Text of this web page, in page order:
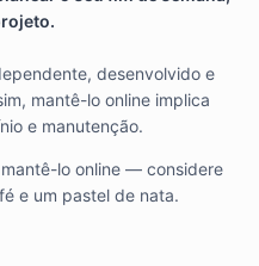
desenvolvido e
mantê-lo online implica
e manutenção.
lo online — considere
e um pastel de nata.